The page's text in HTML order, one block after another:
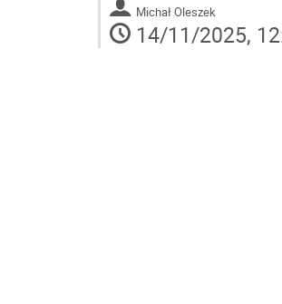
Michał Oleszek
14/11/2025,